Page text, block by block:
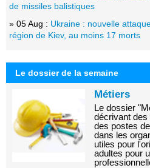
de missiles balistiques
» 05 Aug : Ukraine : nouvelle
région de Kiev, au moins 17 morts
Le dossier de la semaine
Métiers
Le dossier
décrivant
des postes
dans les
utiles pour
adultes pour